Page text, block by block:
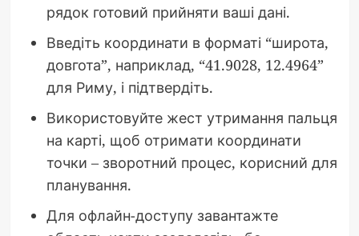
рядок готовий прийняти ваші дані.
Введіть координати в форматі “широта,
довгота”, наприклад, “41.9028, 12.4964”
для Риму, і підтвердіть.
Використовуйте жест утримання пальця
на карті, щоб отримати координати
точки – зворотний процес, корисний для
планування.
Для офлайн-доступу завантажте